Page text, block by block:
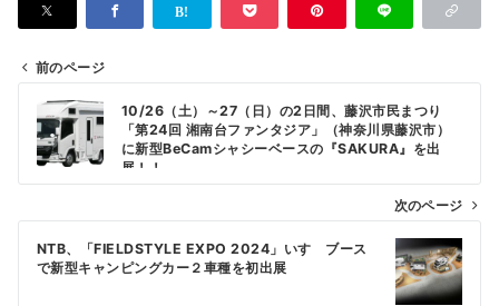
稿
ナ
ビ
ゲ
ー
前のページ
10/26（土）～27（日）の2日間、藤沢市民まつり
「第24回 湘南台ファンタジア」（神奈川県藤沢市）
に新型BeCamシャシーベースの『SAKURA』を出
展！！
次のページ
NTB、「FIELDSTYLE EXPO 2024」いすゞブース
で新型キャンピングカー２車種を初出展